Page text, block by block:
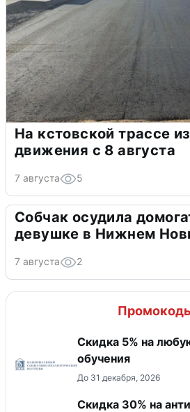
На кстовской трассе
движения с 8 августа
7 августа 5
Собчак осудила
девушке в Нижнем
7 августа 2
Скидка 5% на
обучения
До 31 декабря, 2026
Скидка 30% на